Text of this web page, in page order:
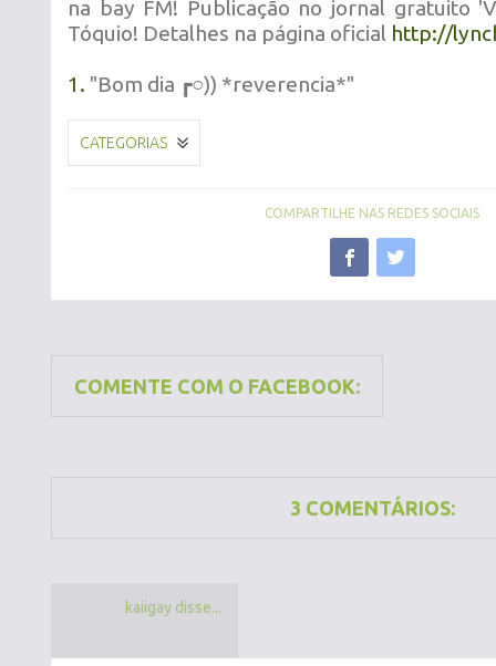
na bay FM! Publicação no jornal gratuito
Tóquio! Detalhes na página oficial http://
1. "Bom dia ┏○)) *reverencia*"
CATEGORIAS
COMPARTILHE NAS REDES SOCIAIS
COMENTE COM O FACEBOOK:
3 COMENTÁRIOS:
kaiigay disse...